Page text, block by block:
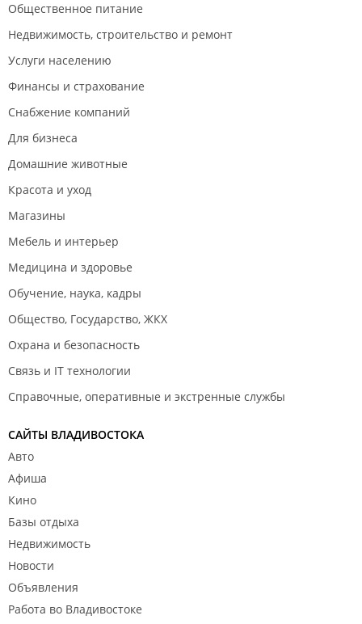
Общественное питание
Недвижимость, строительство и ремонт
Услуги населению
Финансы и страхование
Снабжение компаний
Для бизнеса
Домашние животные
Красота и уход
Магазины
Мебель и интерьер
Медицина и здоровье
Обучение, наука, кадры
Общество, Государство, ЖКХ
Охрана и безопасность
Связь и IT технологии
Справочные, оперативные и экстренные службы
САЙТЫ ВЛАДИВОСТОКА
Авто
Афиша
Кино
Базы отдыха
Недвижимость
Новости
Объявления
Работа во Владивостоке